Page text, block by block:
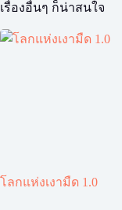
เรื่องอื่นๆ ก็น่าสนใจ
โลกแห่งเงามืด 1.0